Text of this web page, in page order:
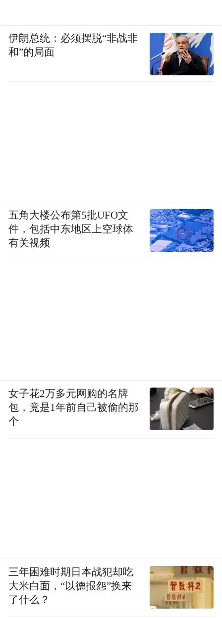
伊朗总统：必须摆脱“非战非
和”的局面
五角大楼公布第5批UFO文
件，包括中东地区上空球体
有关视频
女子花2万多元网购的名牌
包，竟是1年前自己被偷的那
个
三年困难时期日本战犯却吃
大米白面，“以德报怨”换来
了什么？